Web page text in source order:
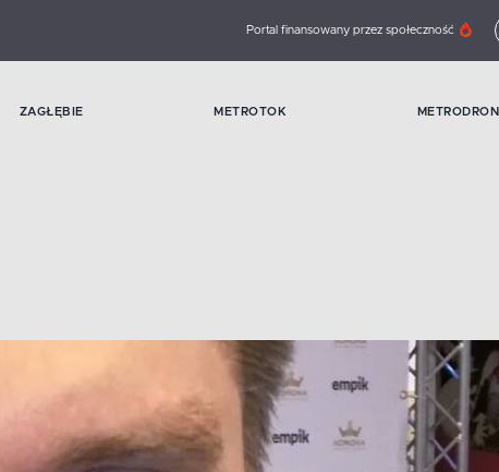
Portal finansowany przez społeczność
ZAGŁĘBIE METROTOK METRODRON